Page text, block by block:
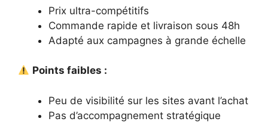
Prix ultra-compétitifs
Commande rapide et livraison sous 48h
Adapté aux campagnes à grande échelle
Points faibles :
Peu de visibilité sur les sites avant l’achat
Pas d’accompagnement stratégique